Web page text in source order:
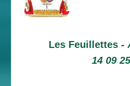
Les Feuillettes -
14 09 25